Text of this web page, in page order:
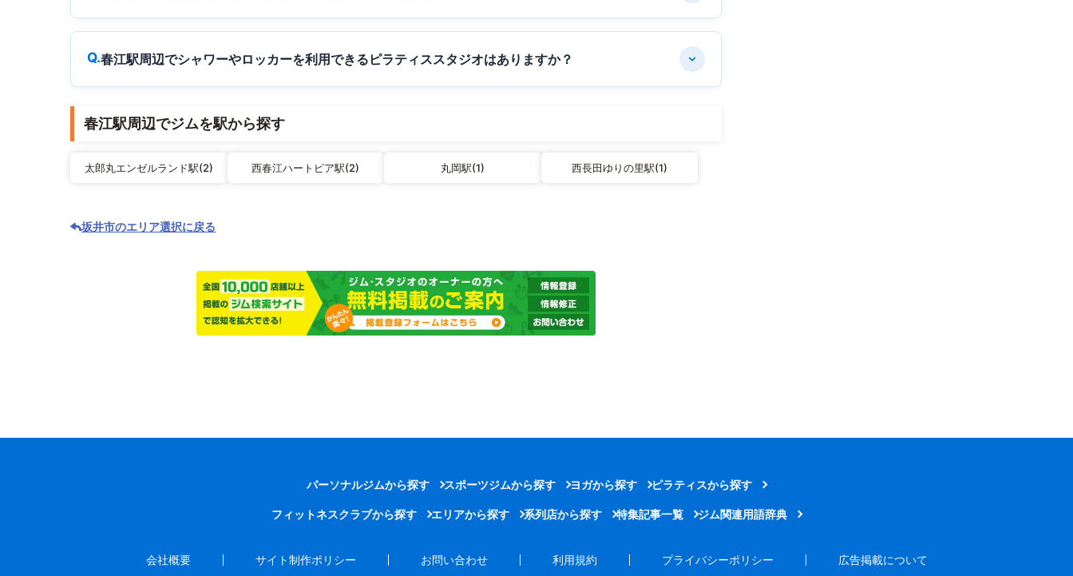
春江駅周辺でシャワーやロッカーを利用できるピラティススタジオはありますか？
春江駅周辺でジムを駅から探す
太郎丸エンゼルランド駅(2) 西春江ハートピア駅(2) 丸岡駅(1) 西長田ゆりの里駅(1)
坂井市のエリア選択に戻る
パーソナルジムから探す スポーツジムから探す ヨガから探す ピラティスから探す
フィットネスクラブから探す エリアから探す 系列店から探す 特集記事一覧 ジム関連用語辞典
会社概要 サイト制作ポリシー お問い合わせ 利用規約 プライバシーポリシー 広告掲載について